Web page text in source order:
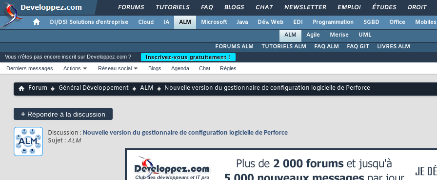
FORUMS TUTORIELS FAQ BLOGS CHAT NEWSLETTER EMPLOI ÉTUDES DROIT
DI/DSI Solutions d'entreprise Cloud IA ALM Microsoft Java Dév. Web EDI Programmation SGBD Office Mobiles
ALM
Agile Merise
UML
FORUMS ALM
TUTORIELS ALM FAQ ALM FAQ GIT LIVRES ALM
Vous n'êtes pas encore inscrit sur Developpez.com ?
Inscrivez-vous gratuitement !
Derniers messages
Actions Réseau social Blogs Agenda Chat Règles
Forum Général Développement ALM Nouvelle version du gestionnaire de configuration logicielle de Perforce
+ Répondre à la discussion
Discussion : Nouvelle version du gestionnaire de configuration logicielle de Perforce
Sujet :ALM